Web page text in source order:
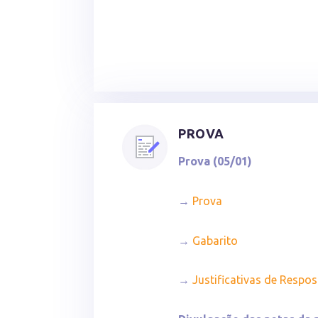
PROVA
Prova (05/01)
→ Prova
→ Gabarito
→Justificativas de